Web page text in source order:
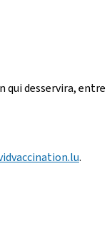
qui desservira,
.